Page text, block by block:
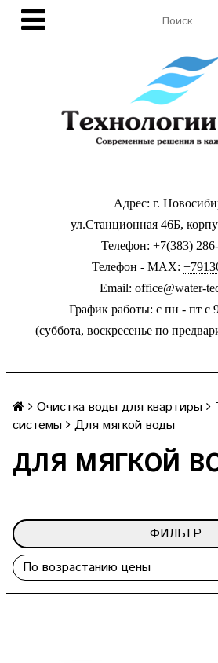
Адрес: г.
ул.Станционная 46Б,
Телефон: +7(383)
Телефон - MAX:
Email: office@water-
График работы: с пн - пт с
(суббота, воскресенье по
Очистка воды для квартиры
системы
Для мягкой воды
ДЛЯ МЯГКОЙ
ФИЛЬТР